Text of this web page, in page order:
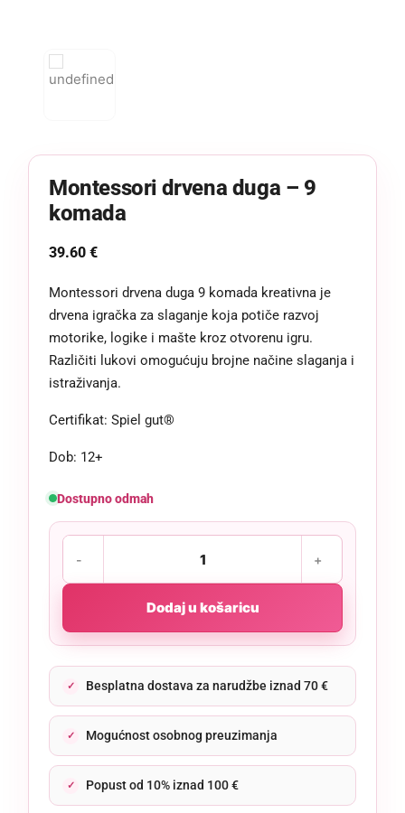
Montessori drvena duga – 9
komada
39.60 €
Montessori drvena duga 9 komada kreativna je
drvena igračka za slaganje koja potiče razvoj
motorike, logike i mašte kroz otvorenu igru.
Različiti lukovi omogućuju brojne načine slaganja i
istraživanja.
Certifikat: Spiel gut®
Dob: 12+
Dostupno odmah
Dodaj u košaricu
Besplatna dostava za narudžbe iznad 70 €
Mogućnost osobnog preuzimanja
Popust od 10% iznad 100 €